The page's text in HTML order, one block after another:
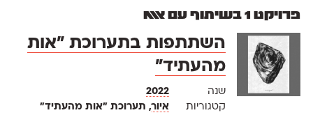
פרויקט 1 בשיתוף עם אאא
השתתפות בתערוכת ״אות
מהעתיד״
שנה
2022
קטגוריות
איור, תערוכת ״אות מהעתיד״